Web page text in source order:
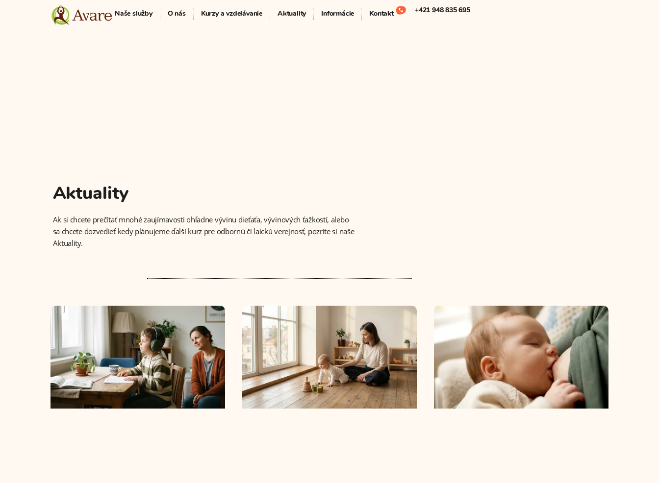
Naše služby O nás Kurzy a vzdelávanie Aktuality Informácie Kontakt +421 948 835 695
Aktuality
Ak si chcete prečítať mnohé zaujímavosti ohľadne vývinu dieťaťa, vývinových ťažkostí, alebo
sa chcete dozvedieť kedy plánujeme ďalší kurz pre odbornú či laickú verejnosť, pozrite si naše
Aktuality.